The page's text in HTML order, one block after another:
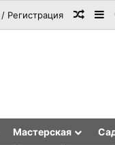
Регистрация
Мастерская